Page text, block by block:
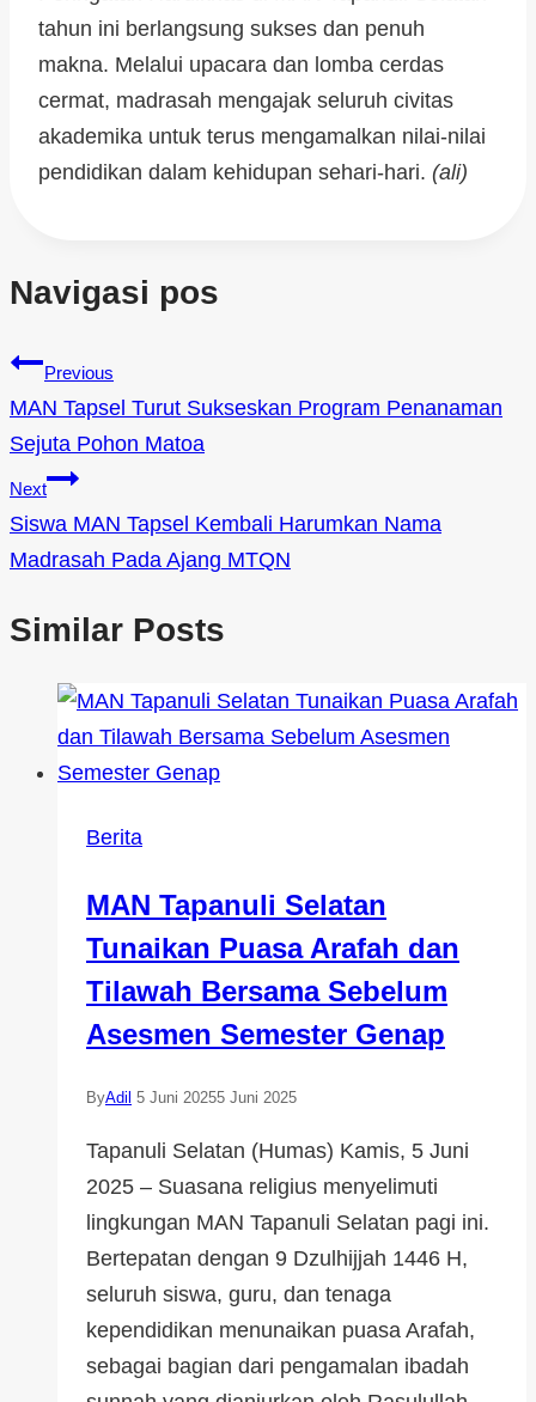
tahun ini berlangsung sukses dan penuh
makna. Melalui upacara dan lomba cerdas
cermat, madrasah mengajak seluruh civitas
akademika untuk terus mengamalkan nilai-nilai
pendidikan dalam kehidupan sehari-hari. (ali)
Navigasi pos
Previous
MAN Tapsel Turut Sukseskan Program Penanaman
Sejuta Pohon Matoa
Next
Siswa MAN Tapsel Kembali Harumkan Nama
Madrasah Pada Ajang MTQN
Similar Posts
Berita
MAN Tapanuli Selatan
Tunaikan Puasa Arafah dan
Tilawah Bersama Sebelum
Asesmen Semester Genap
ByAdil 5 Juni 20255 Juni 2025
Tapanuli Selatan (Humas) Kamis, 5 Juni
2025 – Suasana religius menyelimuti
lingkungan MAN Tapanuli Selatan pagi ini.
Bertepatan dengan 9 Dzulhijjah 1446 H,
seluruh siswa, guru, dan tenaga
kependidikan menunaikan puasa Arafah,
sebagai bagian dari pengamalan ibadah